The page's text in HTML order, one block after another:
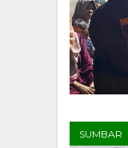
SUMBAR